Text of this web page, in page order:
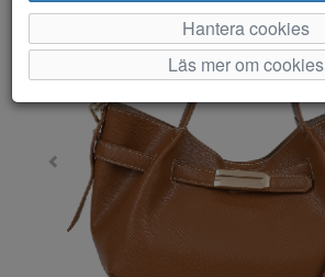
Hantera cookies
Läs mer om cookies